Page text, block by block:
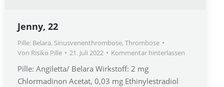
Jenny, 22
Pille: Belara, Sinusvenenthrombose, Thrombose
Von Risiko Pille 21. Juli 2022 Kommentar hinterlassen
Pille: Angiletta/ Belara Wirkstoff: 2 mg
Chlormadinon Acetat, 0,03 mg Ethinylestradiol